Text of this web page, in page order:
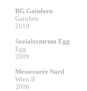
BG Gainfarn
Gainfarn
2010
Sozialzentrum Egg
Egg
2009
Messecarée Nord
Wien II
2006